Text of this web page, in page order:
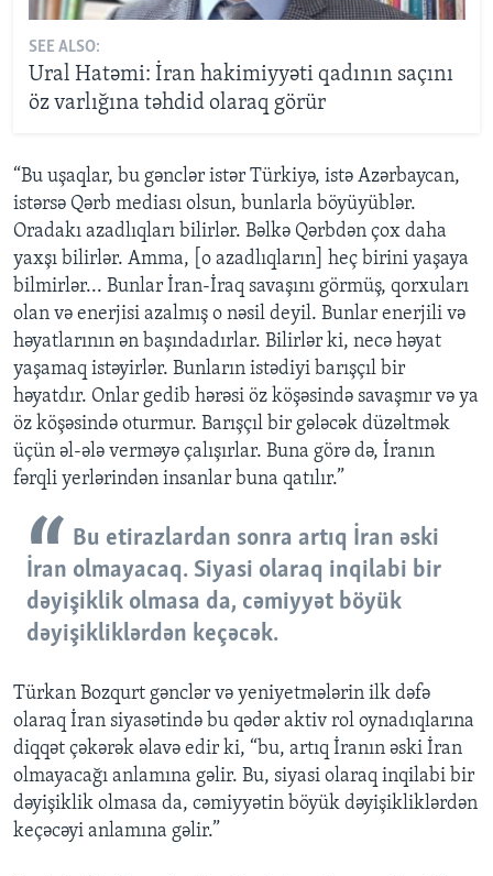
SEE ALSO:
Ural Hatəmi: İran hakimiyyəti qadının saçını
öz varlığına təhdid olaraq görür
“Bu uşaqlar, bu gənclər istər Türkiyə, istə Azərbaycan,
istərsə Qərb mediası olsun, bunlarla böyüyüblər.
Oradakı azadlıqları bilirlər. Bəlkə Qərbdən çox daha
yaxşı bilirlər. Amma, [o azadlıqların] heç birini yaşaya
bilmirlər... Bunlar İran-İraq savaşını görmüş, qorxuları
olan və enerjisi azalmış o nəsil deyil. Bunlar enerjili və
həyatlarının ən başındadırlar. Bilirlər ki, necə həyat
yaşamaq istəyirlər. Bunların istədiyi barışçıl bir
həyatdır. Onlar gedib hərəsi öz köşəsində savaşmır və ya
öz köşəsində oturmur. Barışçıl bir gələcək düzəltmək
üçün əl-ələ verməyə çalışırlar. Buna görə də, İranın
fərqli yerlərindən insanlar buna qatılır.”
Bu etirazlardan sonra artıq İran əski
İran olmayacaq. Siyasi olaraq inqilabi bir
dəyişiklik olmasa da, cəmiyyət böyük
dəyişikliklərdən keçəcək.
Türkan Bozqurt gənclər və yeniyetmələrin ilk dəfə
olaraq İran siyasətində bu qədər aktiv rol oynadıqlarına
diqqət çəkərək əlavə edir ki, “bu, artıq İranın əski İran
olmayacağı anlamına gəlir. Bu, siyasi olaraq inqilabi bir
dəyişiklik olmasa da, cəmiyyətin böyük dəyişikliklərdən
keçəcəyi anlamına gəlir.”